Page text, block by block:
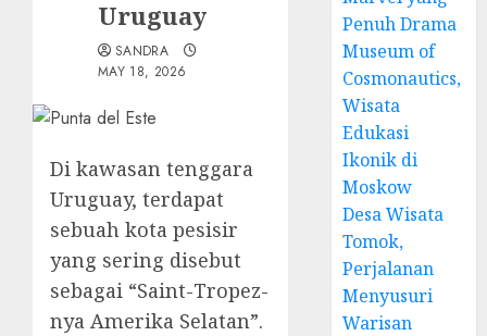
Uruguay
SANDRA
MAY 18, 2026
Di kawasan tenggara
Uruguay, terdapat
sebuah kota pesisir
yang sering disebut
sebagai “Saint-Tropez-
nya Amerika Selatan”.
Penuh Drama
Museum of
Cosmonautics,
Wisata
Edukasi
Ikonik di
Moskow
Desa Wisata
Tomok,
Perjalanan
Menyusuri
Warisan